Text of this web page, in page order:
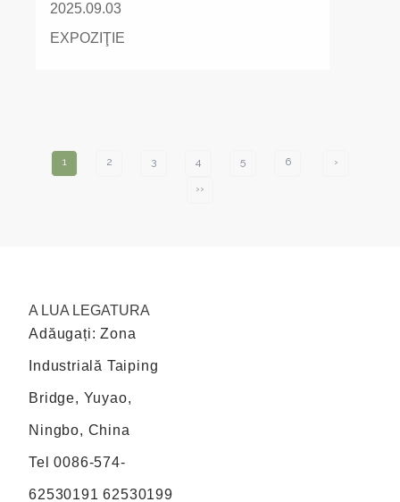
2025.09.03
EXPOZIŢIE
1 2 3 4 5 6 ›
››
A LUA LEGATURA
Adăugați: Zona
Industrială Taiping
Bridge, Yuyao,
Ningbo, China
Tel 0086-574-
62530191 62530199